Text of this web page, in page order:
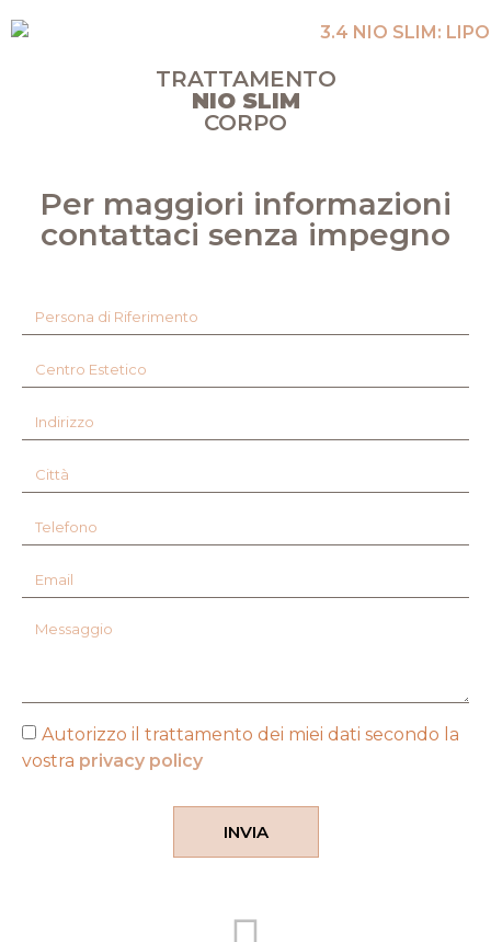
TRATTAMENTO
NIO SLIM
CORPO
Per maggiori informazioni
contattaci senza impegno
Autorizzo il trattamento dei miei dati secondo la
vostra privacy policy
INVIA